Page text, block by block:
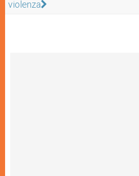
violenza